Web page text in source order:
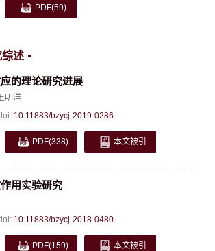
PDF(59)
述
的理论研究进展
明洋
10.11883/bzycj-2019-0286
PDF(338) 本文被引
用实验研究
10.11883/bzycj-2018-0480
PDF(159) 本文被引